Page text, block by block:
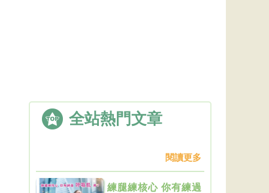
全站熱門文章
閱讀更多
練腿練核心 你有練過